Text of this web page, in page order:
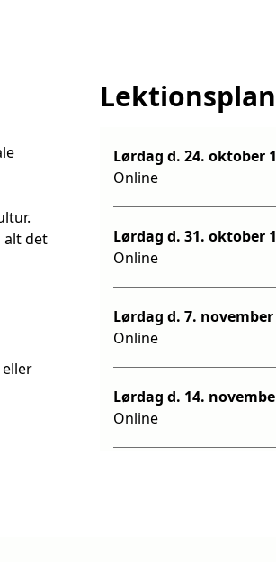
alt det
Lektionsplan
Online
Online
Online
Online